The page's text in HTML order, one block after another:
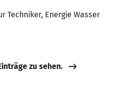
Techniker, Energie Wasser
zu sehen.